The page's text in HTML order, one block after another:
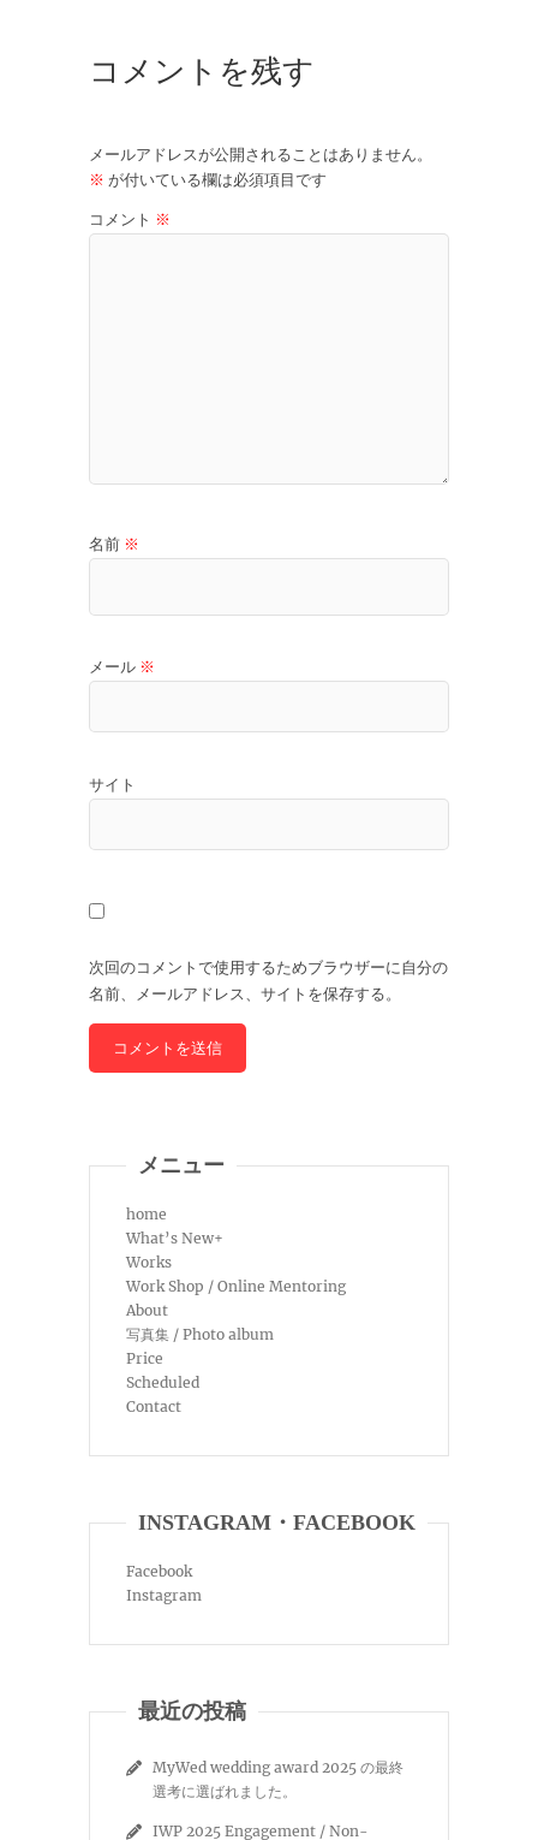
コメントを残す
メールアドレスが公開されることはありません。
※ が付いている欄は必須項目です
コメント ※
名前 ※
メール ※
サイト
次回のコメントで使用するためブラウザーに自分の
名前、メールアドレス、サイトを保存する。
メニュー
home
What’s New+
Works
Work Shop / Online Mentoring
About
写真集 / Photo album
Price
Scheduled
Contact
INSTAGRAM・FACEBOOK
Facebook
Instagram
最近の投稿
MyWed wedding award 2025 の最終
選考に選ばれました。
IWP 2025 Engagement / Non-